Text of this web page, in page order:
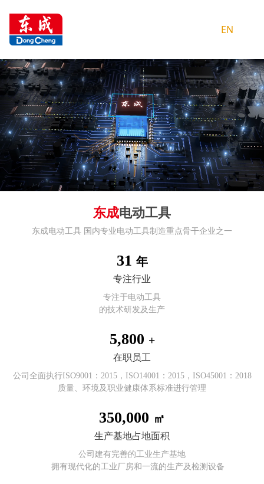
EN
东成电动工具
东成电动工具 国内专业电动工具制造重点骨干企业之一
31 年
专注行业
专注于电动工具
的技术研发及生产
5,800 +
在职员工
公司全面执行ISO9001：2015，ISO14001：2015，ISO45001：2018
质量、环境及职业健康体系标准进行管理
350,000 ㎡
生产基地占地面积
公司建有完善的工业生产基地
拥有现代化的工业厂房和一流的生产及检测设备